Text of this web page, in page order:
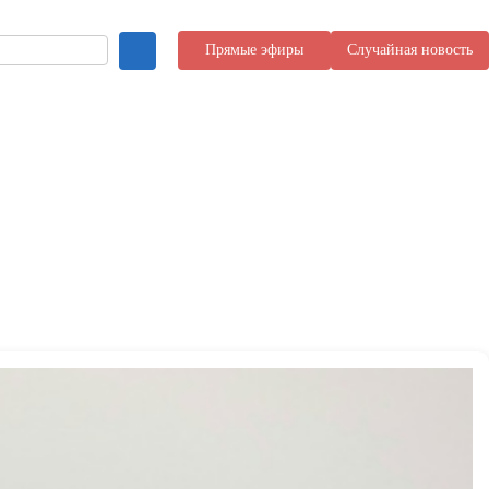
Прямые эфиры Случайная новость